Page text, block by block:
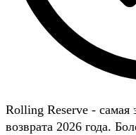
Rolling Reserve - самая
возврата 2026 года.